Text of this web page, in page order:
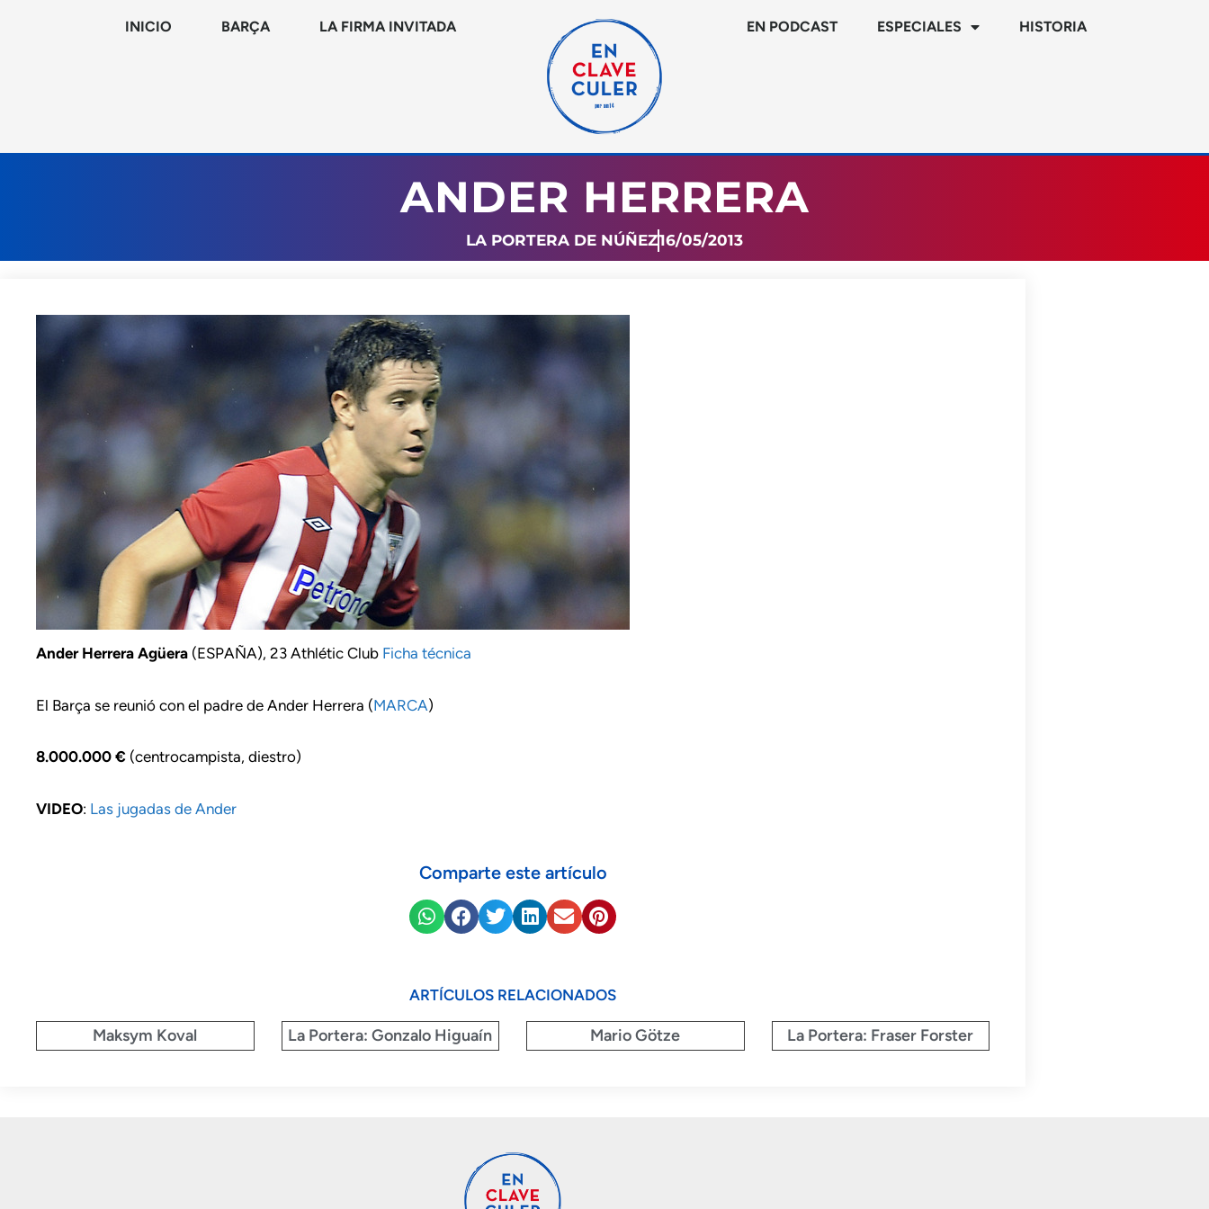
INICIO BARÇA LA FIRMA INVITADA EN PODCAST ESPECIALES HISTORIA
ANDER HERRERA
LA PORTERA DE NÚÑEZ16/05/2013
Ander Herrera Agüera (ESPAÑA), 23 Athlétic Club Ficha técnica
El Barça se reunió con el padre de Ander Herrera (MARCA)
8.000.000 € (centrocampista, diestro)
VIDEO: Las jugadas de Ander
Comparte este artículo
ARTÍCULOS RELACIONADOS
Maksym Koval La Portera: Gonzalo Higuaín Mario Götze La Portera: Fraser Forster